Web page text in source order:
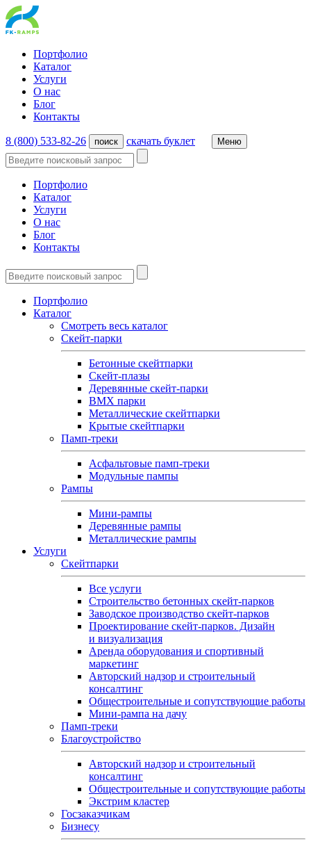
Портфолио
Каталог
Услуги
О нас
Блог
Контакты
8 (800) 533-82-26 поиск cкачать буклет Меню
Портфолио
Каталог
Услуги
О нас
Блог
Контакты
Портфолио
Каталог
Смотреть весь каталог
Скейт-парки
Бетонные скейтпарки
Скейт‑плазы
Деревянные скейт‑парки
BMX парки
Металлические скейтпарки
Крытые скейтпарки
Памп-треки
Асфальтовые памп‑треки
Модульные пампы
Рампы
Мини-рампы
Деревянные рампы
Металлические рампы
Услуги
Скейтпарки
Все услуги
Строительство бетонных скейт-парков
Заводское производство скейт-парков
Проектирование скейт-парков. Дизайн
и визуализация
Аренда оборудования и спортивный
маркетинг
Авторский надзор и строительный
консалтинг
Общестроительные и сопутствующие работы
Мини-рампа на дачу
Памп‑треки
Благоустройство
Авторский надзор и строительный
консалтинг
Общестроительные и сопутствующие работы
Экстрим кластер
Госзаказчикам
Бизнесу